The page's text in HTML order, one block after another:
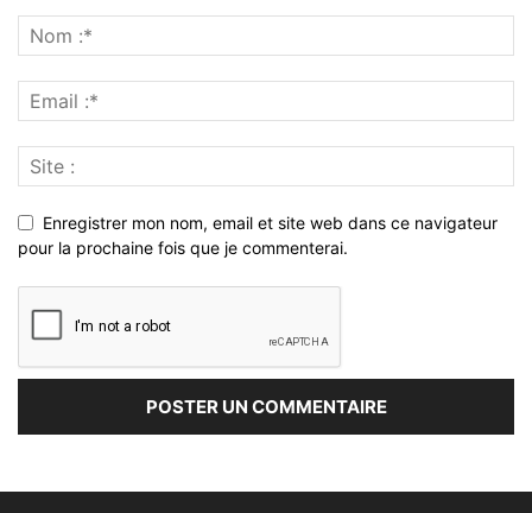
Enregistrer mon nom, email et site web dans ce navigateur
pour la prochaine fois que je commenterai.